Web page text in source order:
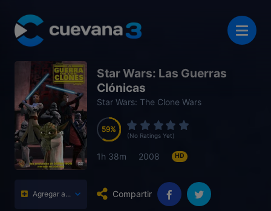
Agregar a...
Star Wars: Las Guerras
Clónicas
Star Wars: The Clone Wars
59
59
59
59
(No Ratings Yet)
1h 38m 2008 HD
Compartir